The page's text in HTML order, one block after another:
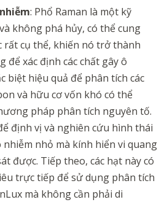
: Phổ Raman là một kỹ
không phá hủy, có thể cung
rất cụ thể, khiến nó trở thành
xác định các chất gây ô
biệt hiệu quả để phân tích các
và hữu cơ vốn khó có thể
pháp phân tích nguyên tố.
định vị và nghiên cứu hình thái
nhiễm nhỏ mà kính hiển vi quang
được. Tiếp theo, các hạt này có
trực tiếp để sử dụng phân tích
mà không cần phải di